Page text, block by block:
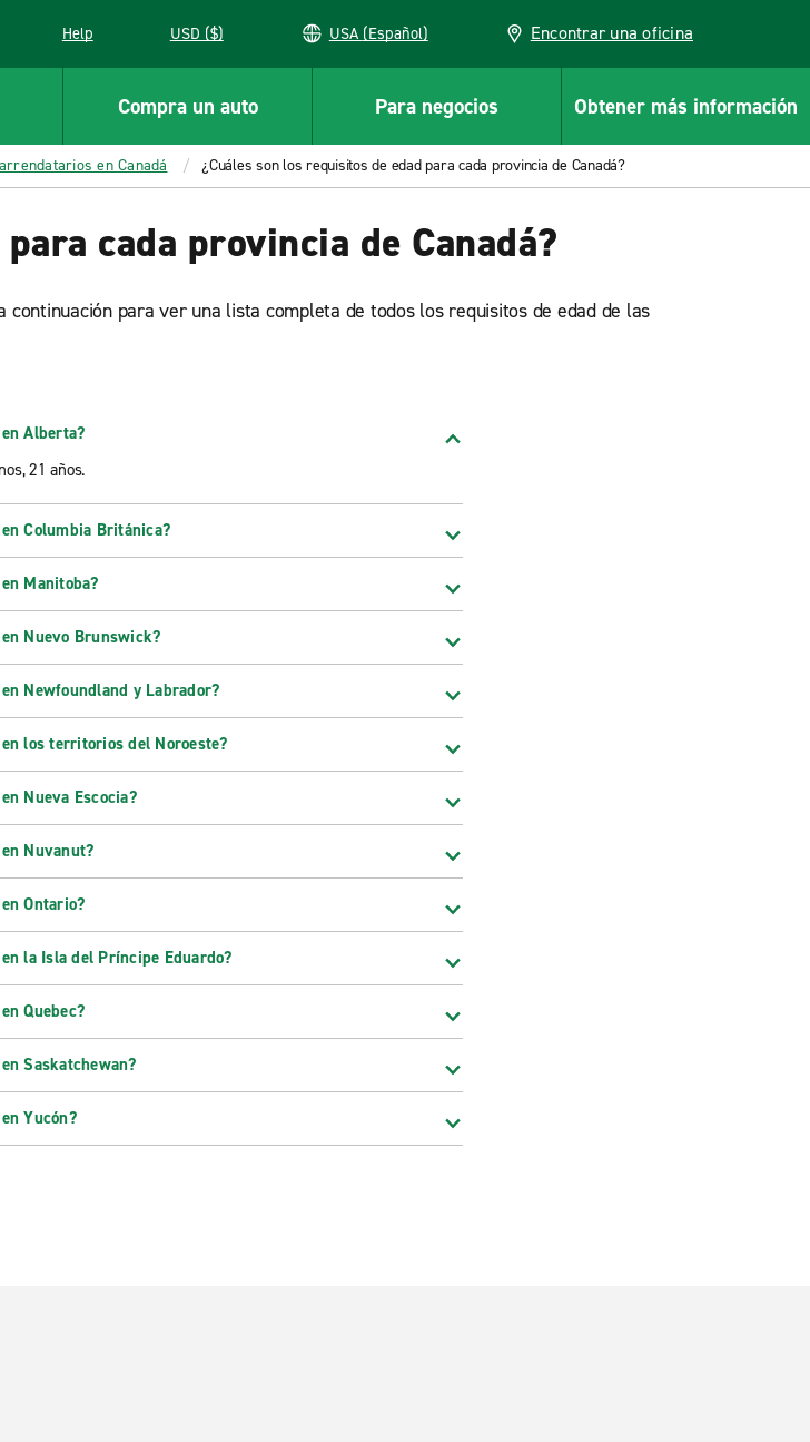
Help USD ($) USA (Español) Encontrar una oficina
Compra un auto Para negocios Obtener más información
en Canadá ¿Cuáles son los requisitos de edad para cada provincia de Canadá?
cada provincia de Canadá?
para ver una lista completa de todos los requisitos de edad de las
Alberta?
21 años.
Columbia Británica?
Manitoba?
Nuevo Brunswick?
Newfoundland y Labrador?
los territorios del Noroeste?
Nueva Escocia?
Nuvanut?
Ontario?
la Isla del Príncipe Eduardo?
Quebec?
Saskatchewan?
Yucón?